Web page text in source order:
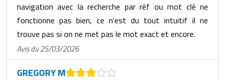
navigation avec la recherche par réf ou mot clé ne
fonctionne pas bien, ce n'est du tout intuitif il ne
trouve pas si on ne met pas le mot exact et encore.
Avis du 25/03/2026
GREGORY M